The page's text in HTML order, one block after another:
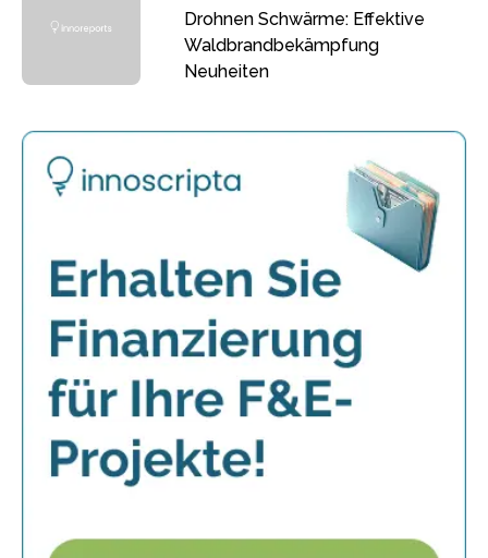
Drohnen Schwärme: Effektive
Waldbrandbekämpfung
Neuheiten